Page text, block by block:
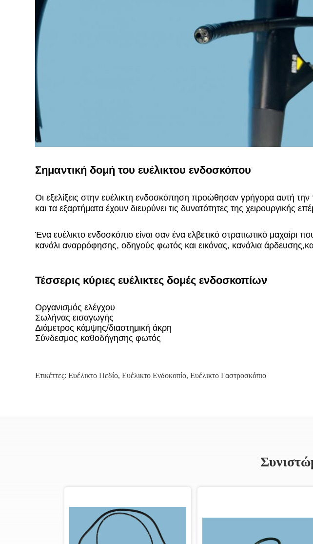
Σημαντική δομή του ευέλικτου ενδοσκόπου
Οι εξελίξεις στην ευέλικτη ενδοσκόπηση προώθησαν γρήγορα αυτή
και τα εξαρτήματα έχουν διευρύνει τις δυνατότητες της χειρουργικής
Ένα ευέλικτο ενδοσκόπιο είναι σαν ένα ελβετικό στρατιωτικό
κανάλι αναρρόφησης, οδηγούς φωτός και εικόνας, κανάλια
Τέσσερις κύριες ευέλικτες δομές ενδοσκοπίων
Οργανισμός ελέγχου
Σωλήνας εισαγωγής
Διάμετρος κάμψης/διαστημική άκρη
Σύνδεσμος καθοδήγησης φωτός
Ετικέττες: Ευέλικτο Πεδίο, Ευέλικτο Ενδοκοπίο, Ευέλικτο Γαστροσκόπιο